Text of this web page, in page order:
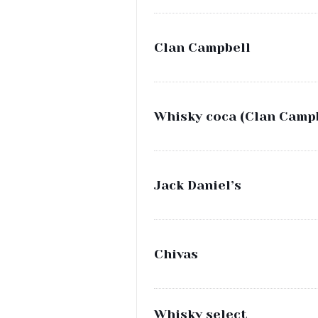
Clan Campbell
Whisky coca (Clan
Jack Daniel’s
Chivas
Whisky select